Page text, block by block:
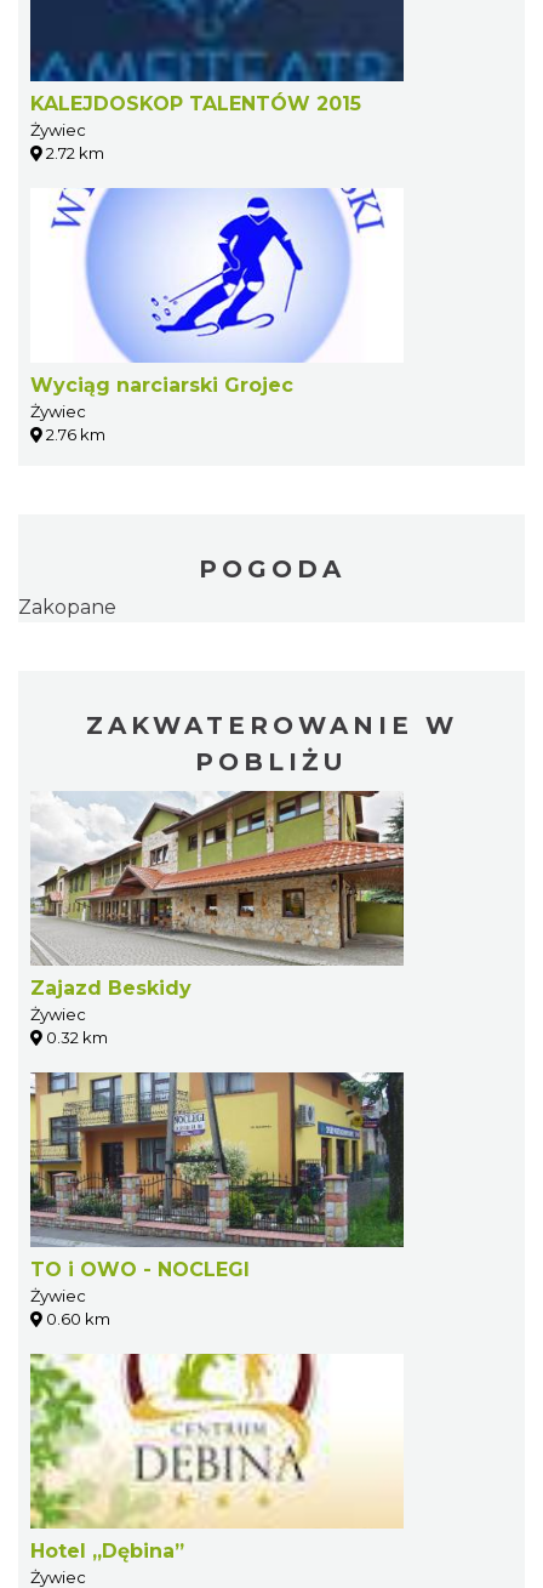
KALEJDOSKOP TALENTÓW 2015
Żywiec
2.72 km
Wyciąg narciarski Grojec
Żywiec
2.76 km
POGODA
Zakopane
ZAKWATEROWANIE W
POBLIŻU
Zajazd Beskidy
Żywiec
0.32 km
TO i OWO - NOCLEGI
Żywiec
0.60 km
Hotel „Dębina”
Żywiec